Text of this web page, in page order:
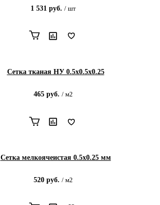
1 531 руб. / шт
Сетка тканая НУ 0.5х0.5х0.25
465руб. / м2
Сетка мелкоячеистая 0.5х0.25 мм
520руб. / м2